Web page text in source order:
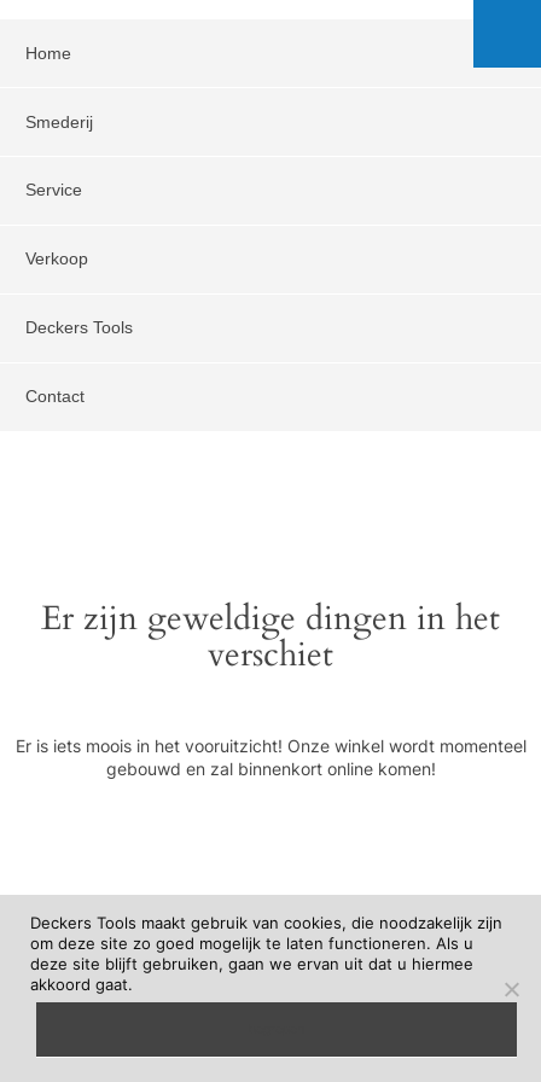
Home
Smederij
Service
Verkoop
Deckers Tools
Contact
Er zijn geweldige dingen in het
verschiet
Er is iets moois in het vooruitzicht! Onze winkel wordt momenteel
gebouwd en zal binnenkort online komen!
Deckers Tools maakt gebruik van cookies, die noodzakelijk zijn
om deze site zo goed mogelijk te laten functioneren. Als u
deze site blijft gebruiken, gaan we ervan uit dat u hiermee
akkoord gaat.